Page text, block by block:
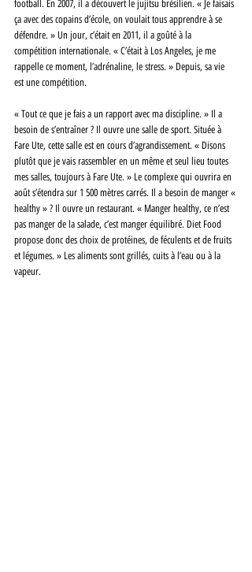
football. En 2007, il a découvert le jujitsu brésilien. « Je faisais
ça avec des copains d’école, on voulait tous apprendre à se
défendre. » Un jour, c’était en 2011, il a goûté à la
compétition internationale. « C’était à Los Angeles, je me
rappelle ce moment, l’adrénaline, le stress. » Depuis, sa vie
est une compétition.
« Tout ce que je fais a un rapport avec ma discipline. » Il a
besoin de s’entraîner ? Il ouvre une salle de sport. Située à
Fare Ute, cette salle est en cours d’agrandissement. « Disons
plutôt que je vais rassembler en un même et seul lieu toutes
mes salles, toujours à Fare Ute. » Le complexe qui ouvrira en
août s’étendra sur 1 500 mètres carrés. Il a besoin de manger «
healthy » ? Il ouvre un restaurant. « Manger healthy, ce n’est
pas manger de la salade, c’est manger équilibré. Diet Food
propose donc des choix de protéines, de féculents et de fruits
et légumes. » Les aliments sont grillés, cuits à l’eau ou à la
vapeur.